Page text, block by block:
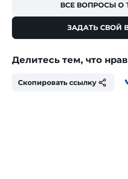
ВСЕ ВОПРОСЫ О
ЗАДАТЬ СВОЙ
Делитесь тем, что
Скопировать ссылку